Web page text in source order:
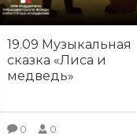
19.09 Музыкальная
сказка «Лиса и
медведь»
0 0